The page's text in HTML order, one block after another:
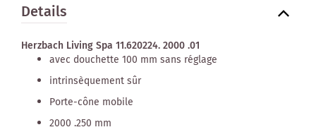
Details
Herzbach Living Spa 11.620224. 2000 .01
avec douchette 100 mm sans réglage
intrinsèquement sûr
Porte-cône mobile
2000 .250 mm